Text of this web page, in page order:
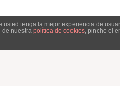
usted tenga la mejor experiencia de
de nuestra política de cookies, pinche el